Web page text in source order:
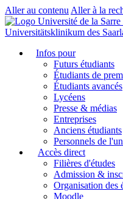
Aller au contenu Aller à la
Universitätsklinikum des
Infos pour
Futurs étudiants
Étudiants de
Étudiants avancés
Lycéens
Presse & médias
Entreprises
Anciens étudiants
Personnels de
Accès direct
Filières d'études
Admission &
Organisation des
Moodle